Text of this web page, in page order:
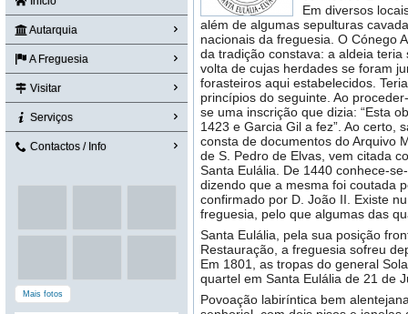
Autarquia
A Freguesia
Visitar
Serviços
Contactos / Info
Mais fotos
Em diversos
além de algumas sepulturas
nacionais da freguesia. O Cónego
da tradição constava: a aldeia
volta de cujas herdades se foram
forasteiros aqui estabelecidos.
princípios do seguinte. Ao
se uma inscrição que dizia: “Esta
1423 e Garcia Gil a fez”. Ao certo,
consta de documentos do Arquivo
de S. Pedro de Elvas, vem citada
Santa Eulália. De 1440 conhece-
dizendo que a mesma foi coutada
confirmado por D. João II. Existe
freguesia, pelo que algumas das
Santa Eulália, pela sua posição
Restauração, a freguesia sofreu
Em 1801, as tropas do general
quartel em Santa Eulália de 21 de
Povoação labiríntica bem